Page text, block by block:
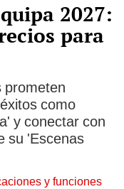
2027:
para
prometen
como
y conectar con
su 'Escenas
y funciones